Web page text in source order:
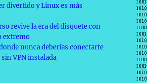
divertido y Linux es más
revive la era del disquete con
extremo
nunca deberías conectarte
VPN instalada